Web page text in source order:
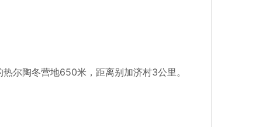
尔陶冬营地650米，距离别加济村3公里。